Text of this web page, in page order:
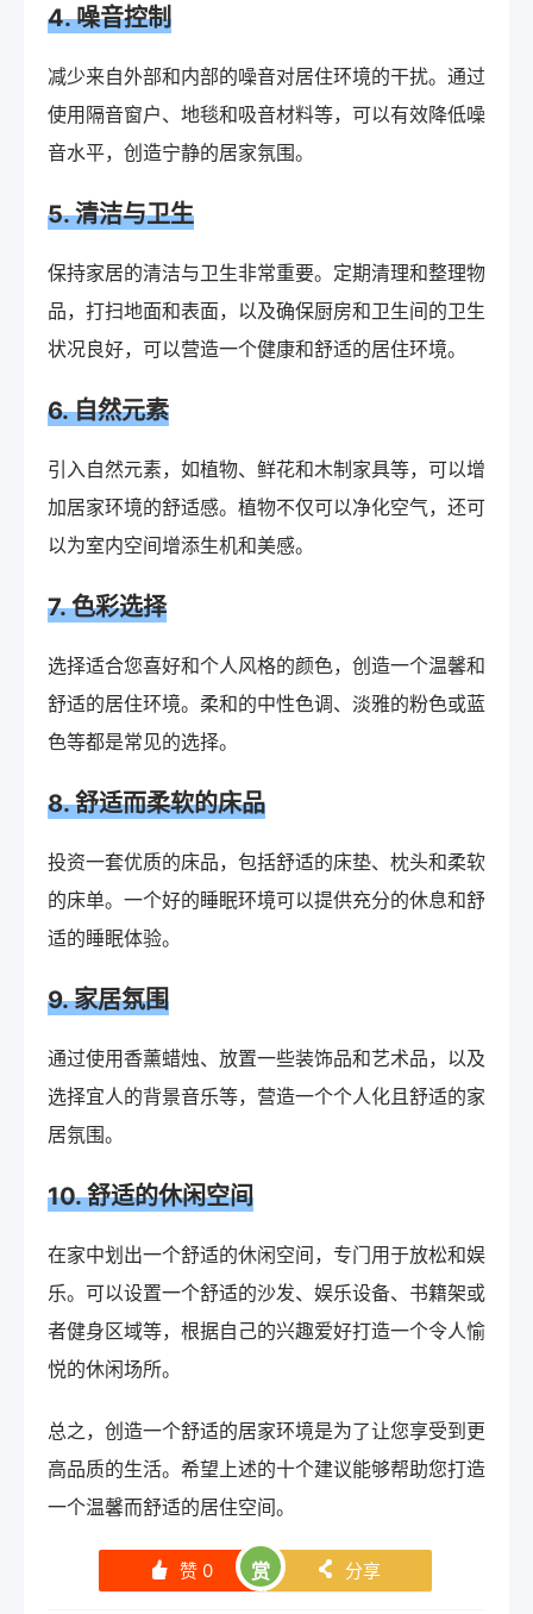
4. 噪音控制
减少来自外部和内部的噪音对居住环境的干扰。通过
使用隔音窗户、地毯和吸音材料等，可以有效降低噪
音水平，创造宁静的居家氛围。
5. 清洁与卫生
保持家居的清洁与卫生非常重要。定期清理和整理物
品，打扫地面和表面，以及确保厨房和卫生间的卫生
状况良好，可以营造一个健康和舒适的居住环境。
6. 自然元素
引入自然元素，如植物、鲜花和木制家具等，可以增
加居家环境的舒适感。植物不仅可以净化空气，还可
以为室内空间增添生机和美感。
7. 色彩选择
选择适合您喜好和个人风格的颜色，创造一个温馨和
舒适的居住环境。柔和的中性色调、淡雅的粉色或蓝
色等都是常见的选择。
8. 舒适而柔软的床品
投资一套优质的床品，包括舒适的床垫、枕头和柔软
的床单。一个好的睡眠环境可以提供充分的休息和舒
适的睡眠体验。
9. 家居氛围
通过使用香薰蜡烛、放置一些装饰品和艺术品，以及
选择宜人的背景音乐等，营造一个个人化且舒适的家
居氛围。
10. 舒适的休闲空间
在家中划出一个舒适的休闲空间，专门用于放松和娱
乐。可以设置一个舒适的沙发、娱乐设备、书籍架或
者健身区域等，根据自己的兴趣爱好打造一个令人愉
悦的休闲场所。
总之，创造一个舒适的居家环境是为了让您享受到更
高品质的生活。希望上述的十个建议能够帮助您打造
一个温馨而舒适的居住空间。
󰄼 赞 0 赏 󰄯 分享